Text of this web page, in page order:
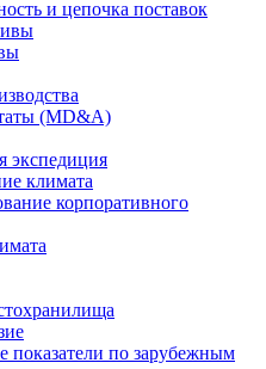
и цепочка поставок
(MD&A)
экспедиция
климата
корпоративного
показатели по зарубежным